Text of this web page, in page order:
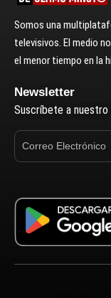
Somos una
televisivos. El medio
el menor tiempo en la
Newsletter
Suscríbete a